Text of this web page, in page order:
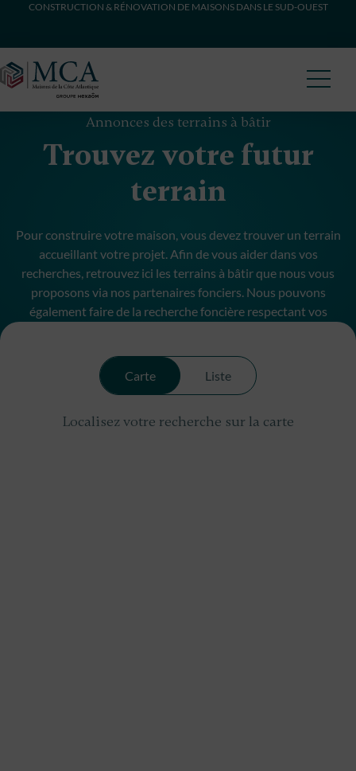
CONSTRUCTION & RÉNOVATION DE MAISONS DANS LE SUD-OUEST
Annonces des terrains à bâtir
Trouvez votre futur
terrain
Pour construire votre maison, vous devez trouver un terrain
accueillant votre projet. Afin de vous aider dans vos
recherches, retrouvez ici les terrains à bâtir que nous vous
proposons via nos partenaires fonciers. Nous pouvons
également faire de la recherche foncière respectant vos
Carte Liste
Localisez votre recherche sur la carte